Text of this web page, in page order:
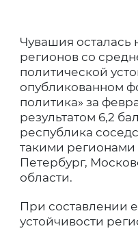
Чувашия осталась
регионов со
политической
опубликованном
политика» за
результатом 6,2
республика
такими регионами
Петербург,
области.
При составлении
устойчивости